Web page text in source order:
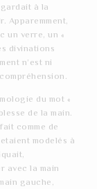
à la
Apparemment,
un verre, un «
divinations
n’est ni
du mot «
de la main.
comme de
modelés à
avec la main
gauche,